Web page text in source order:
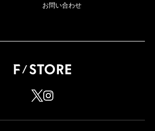
お問い合わせ